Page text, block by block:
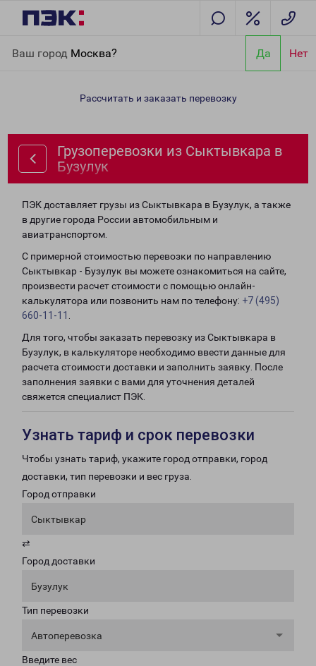
Ваш город Москва? Да Нет
Бузулук
Рассчитать и заказать перевозку
Грузоперевозки из Сыктывкара в
Бузулук
ПЭК доставляет грузы из Сыктывкара в Бузулук, а также
в другие города России автомобильным и
авиатранспортом.
С примерной стоимостью перевозки по направлению
Сыктывкар - Бузулук вы можете ознакомиться на сайте,
произвести расчет стоимости с помощью онлайн-
калькулятора или позвонить нам по телефону: +7 (495)
660-11-11
Для того, чтобы заказать перевозку из Сыктывкара в
Бузулук, в калькуляторе необходимо ввести данные для
расчета стоимости доставки и заполнить заявку. После
заполнения заявки с вами для уточнения деталей
свяжется специалист ПЭК.
Узнать тариф и срок перевозки
Чтобы узнать тариф, укажите город отправки, город
доставки, тип перевозки и вес груза.
Город отправки
Сыктывкар
⇄
Город доставки
Бузулук
Тип перевозки
Автоперевозка
Введите вес